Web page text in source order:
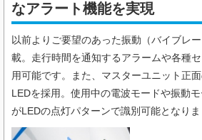
なアラート機能を実現
以前よりご要望のあった振動（バイブレ
載。走行時間を通知するアラームや各種
用可能です。また、マスターユニット正
LEDを採用。使用中の電波モードや振動
がLEDの点灯パターンで識別可能となりま